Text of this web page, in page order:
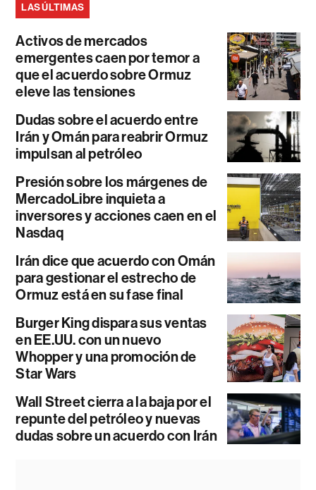
LAS ÚLTIMAS
Activos de mercados
emergentes caen por temor a
que el acuerdo sobre Ormuz
eleve las tensiones
Dudas sobre el acuerdo entre
Irán y Omán para reabrir Ormuz
impulsan al petróleo
Presión sobre los márgenes de
MercadoLibre inquieta a
inversores y acciones caen en el
Nasdaq
Irán dice que acuerdo con Omán
para gestionar el estrecho de
Ormuz está en su fase final
Burger King dispara sus ventas
en EE.UU. con un nuevo
Whopper y una promoción de
Star Wars
Wall Street cierra a la baja por el
repunte del petróleo y nuevas
dudas sobre un acuerdo con Irán